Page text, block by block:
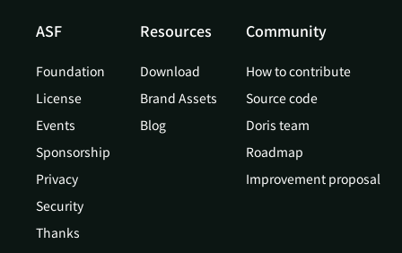
ASF
Foundation
License
Events
Sponsorship
Privacy
Security
Thanks
Resources
Download
Brand Assets
Blog
Community
How to contribute
Source code
Doris team
Roadmap
Improvement proposal